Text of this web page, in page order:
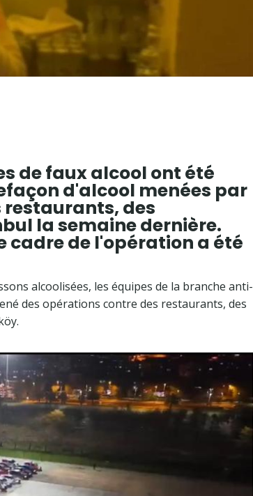
de faux alcool ont été
d'alcool menées par
restaurants, des
la semaine dernière.
cadre de l'opération a été
alcoolisées, les équipes de la branche anti-
des opérations contre des restaurants, des